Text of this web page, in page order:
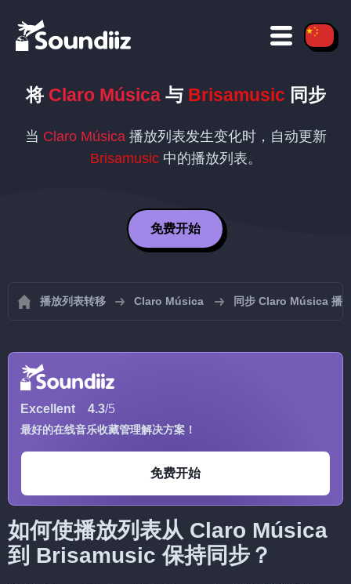
将 Claro Música与 Brisamusic 同步
当 Claro Música播放列表发生变化时，自动更新
Brisamusic中的播放列表。
免费开始
播放列表转移 Claro Música 同步 Claro Música 播
Excellent 4.3/5
最好的在线音乐收藏管理解决方案！
免费开始
如何使播放列表从 Claro Música
到 Brisamusic 保持同步？